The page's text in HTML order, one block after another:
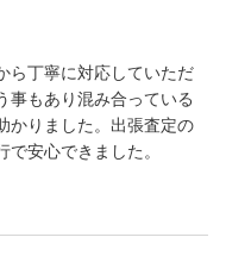
ら丁寧に対応していただ
事もあり混み合っている
かりました。出張査定の
安心できました。